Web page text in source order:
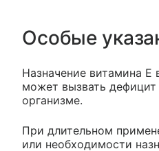
Особые
Назначение витамина Е
может вызвать
организме.
При длительном
или необходимости